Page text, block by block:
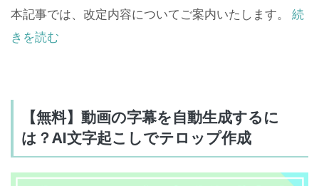
本記事では、改定内容についてご案内いたします。 続
きを読む
【無料】動画の字幕を自動生成するに
は？AI文字起こしでテロップ作成